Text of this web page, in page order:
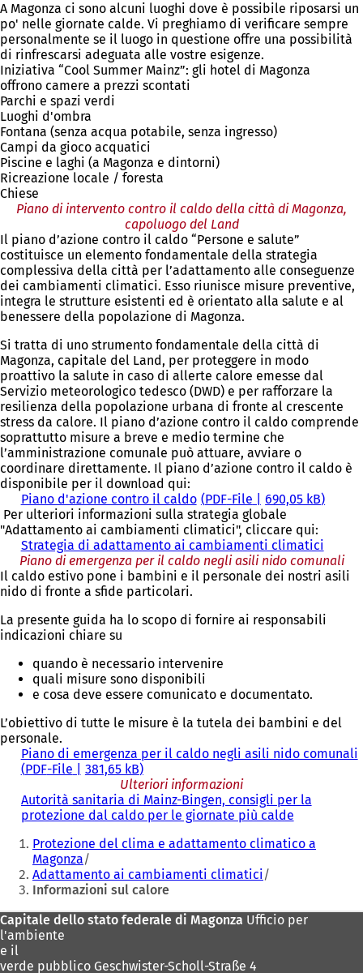
A Magonza ci sono alcuni luoghi dove è possibile riposarsi un
po' nelle giornate calde. Vi preghiamo di verificare sempre
personalmente se il luogo in questione offre una possibilità
di rinfrescarsi adeguata alle vostre esigenze.
Iniziativa “Cool Summer Mainz”: gli hotel di Magonza
offrono camere a prezzi scontati
Parchi e spazi verdi
Luoghi d'ombra
Fontana (senza acqua potabile, senza ingresso)
Campi da gioco acquatici
Piscine e laghi (a Magonza e dintorni)
Ricreazione locale / foresta
Chiese
Piano di intervento contro il caldo della città di Magonza,
capoluogo del Land
Il piano d’azione contro il caldo “Persone e salute”
costituisce un elemento fondamentale della strategia
complessiva della città per l’adattamento alle conseguenze
dei cambiamenti climatici. Esso riunisce misure preventive,
integra le strutture esistenti ed è orientato alla salute e al
benessere della popolazione di Magonza.
Si tratta di uno strumento fondamentale della città di
Magonza, capitale del Land, per proteggere in modo
proattivo la salute in caso di allerte calore emesse dal
Servizio meteorologico tedesco (DWD) e per rafforzare la
resilienza della popolazione urbana di fronte al crescente
stress da calore. Il piano d’azione contro il caldo comprende
soprattutto misure a breve e medio termine che
l’amministrazione comunale può attuare, avviare o
coordinare direttamente. Il piano d’azione contro il caldo è
disponibile per il download qui:
Piano d'azione contro il caldo PDF-File
690,05 kB
Per ulteriori informazioni sulla strategia globale
"Adattamento ai cambiamenti climatici", cliccare qui:
Strategia di adattamento ai cambiamenti climatici
Piano di emergenza per il caldo negli asili nido comunali
Il caldo estivo pone i bambini e il personale dei nostri asili
nido di fronte a sfide particolari.
La presente guida ha lo scopo di fornire ai responsabili
indicazioni chiare su
quando è necessario intervenire
quali misure sono disponibili
e cosa deve essere comunicato e documentato.
L’obiettivo di tutte le misure è la tutela dei bambini e del
personale.
Piano di emergenza per il caldo negli asili nido comunali
PDF-File
381,65 kB
Ulteriori informazioni
Autorità sanitaria di Mainz-Bingen, consigli per la
protezione dal caldo per le giornate più calde
i
e
i
Siete
qui:
Protezione del clima e adattamento climatico a
Magonza
Adattamento ai cambiamenti climatici
Informazioni sul calore
Area
dei
piedi
Capitale dello stato federale di Magonza Ufficio per
l'ambiente
e il
verde pubblico Geschwister-Scholl-Straße 4